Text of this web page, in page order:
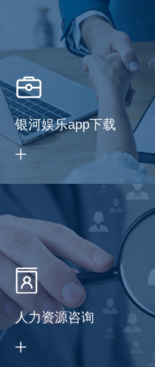
银河娱乐app下载
人力资源咨询